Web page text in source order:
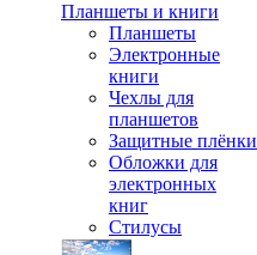
Планшеты и книги
Планшеты
Электронные
книги
Чехлы для
планшетов
Защитные плёнки
Обложки для
электронных
книг
Стилусы